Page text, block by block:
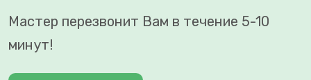
Мастер перезвонит Вам в течение 5-10
минут!